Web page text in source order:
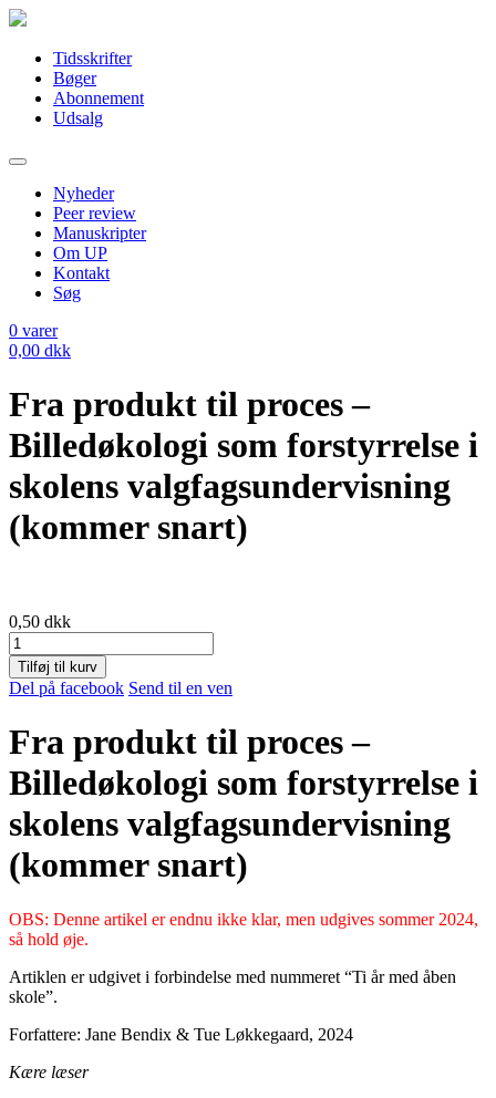
Tidsskrifter
Bøger
Abonnement
Udsalg
Nyheder
Peer review
Manuskripter
Om UP
Kontakt
Søg
0 varer
0,00 dkk
Fra produkt til proces –
Billedøkologi som forstyrrelse i
skolens valgfagsundervisning
(kommer snart)
0,50 dkk
Fra
produkt
til
proces
Billedøkologi
som
forstyrrelse
i
skolens
valgfagsundervisning
(kommer
snart)
Tilføj til kurv
Del på facebook Send til en ven
Fra produkt til proces –
Billedøkologi som forstyrrelse i
skolens valgfagsundervisning
(kommer snart)
OBS: Denne artikel er endnu ikke klar, men udgives sommer 2024,
så hold øje.
Artiklen er udgivet i forbindelse med nummeret “Ti år med åben
skole”.
Forfattere: Jane Bendix & Tue Løkkegaard, 2024
Kære læser